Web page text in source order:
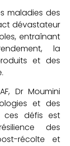
maladies des
dévastateur
entraînant
la
et des
Dr Moumini
et des
ces défis est
des
récolte et